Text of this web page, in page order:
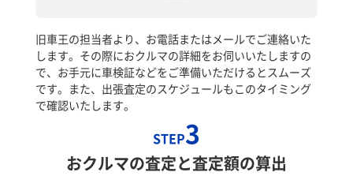
旧車王の担当者より、お電話またはメールでご連絡いた
します。その際におクルマの詳細をお伺いいたしますの
で、お手元に車検証などをご準備いただけるとスムーズ
です。また、出張査定のスケジュールもこのタイミング
で確認いたします。
STEP3
おクルマの査定と査定額の算出